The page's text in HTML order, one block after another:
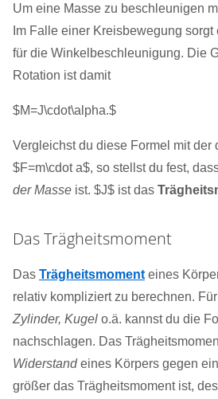
Um eine Masse zu beschleunigen
Im Falle einer Kreisbewegung sorgt
für die Winkelbeschleunigung. Die
Rotation ist damit
$M=J\cdot\alpha.$
Vergleichst du diese Formel mit der
$F=m\cdot a$, so stellst du fest,
der Masse ist. $J$ ist das
Das Trägheitsmoment
Das Trägheitsmoment eines
relativ kompliziert zu berechnen. Für
Zylinder, Kugel o.ä. kannst du die
nachschlagen. Das
Widerstandeines Körpers gegen
größer das Trägheitsmoment ist,